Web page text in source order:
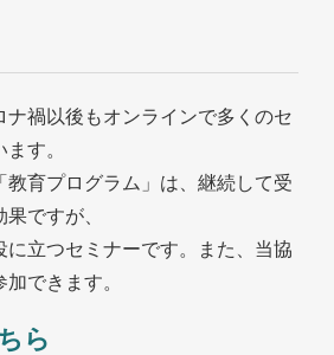
ナ禍以後もオンラインで多くのセ
す。
教育プログラム」は、継続して受
ですが、
に立つセミナーです。また、当協
できます。
ら